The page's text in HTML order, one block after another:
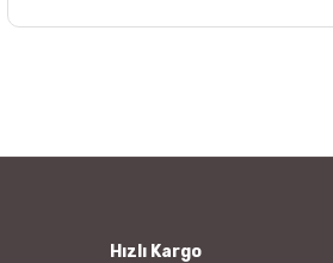
Ürün bilgilerinde hatalar bulunuyor.
Hızlı Kargo